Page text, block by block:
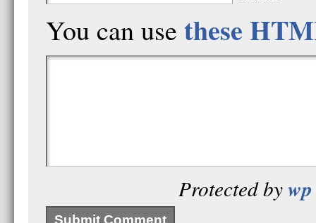
You can use these
Protected by